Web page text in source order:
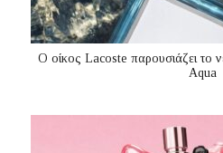
Ο οίκος Lacoste παρουσιάζει
Aqua